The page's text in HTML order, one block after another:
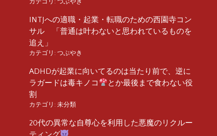
INTJへの適職・起業・転職のための西園寺コン
サル 「普通は叶わないと思われているものを
追え」
カテゴリ: つぶやき
ADHDが起業に向いてるのは当たり前で、逆に
ラガードは毒キノコ
とか最後まで食わない役
割
カテゴリ: 未分類
20代の異常な自尊心を利用した悪魔のリクルー